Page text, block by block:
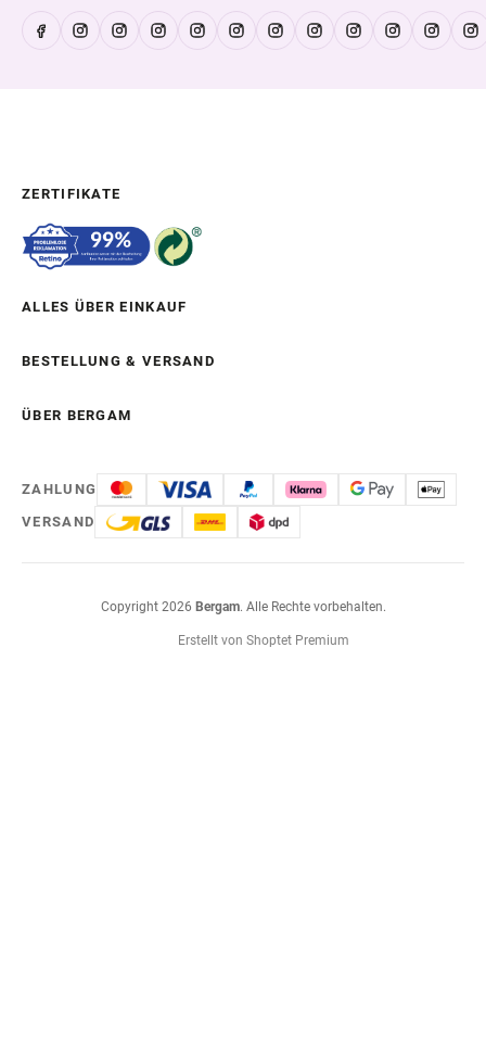
ZERTIFIKATE
ALLES ÜBER EINKAUF
BESTELLUNG & VERSAND
ÜBER BERGAM
ZAHLUNG
VERSAND
Erstellt von Shoptet Premium
Copyright 2026 Bergam. Alle Rechte vorbehalten.